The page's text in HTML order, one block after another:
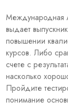
Международная
выдает
повышении
курсов. Либо
счете с
насколько
Пройдите
понимание